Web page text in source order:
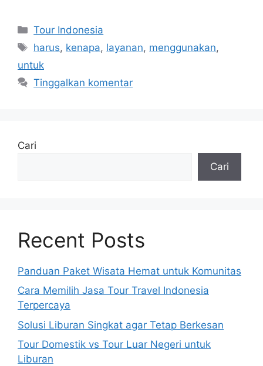
Kategori
Tour Indonesia
Tag
harus, kenapa, layanan, menggunakan,
untuk
Tinggalkan komentar
Cari
Cari
Recent Posts
Panduan Paket Wisata Hemat untuk Komunitas
Cara Memilih Jasa Tour Travel Indonesia
Terpercaya
Solusi Liburan Singkat agar Tetap Berkesan
Tour Domestik vs Tour Luar Negeri untuk
Liburan